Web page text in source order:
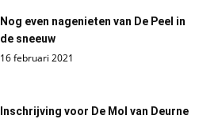
Nog even nagenieten van De Peel in
de sneeuw
16 februari 2021
Inschrijving voor De Mol van Deurne